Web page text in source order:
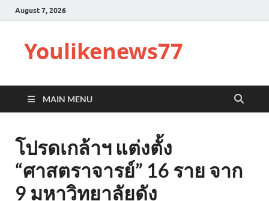
August 7, 2026
Youlikenews77
MAIN MENU
โปรดเกล้าฯ แต่งตั้ง
“ศาสตราจารย์” 16 ราย จาก
9 มหาวิทยาลัยดัง